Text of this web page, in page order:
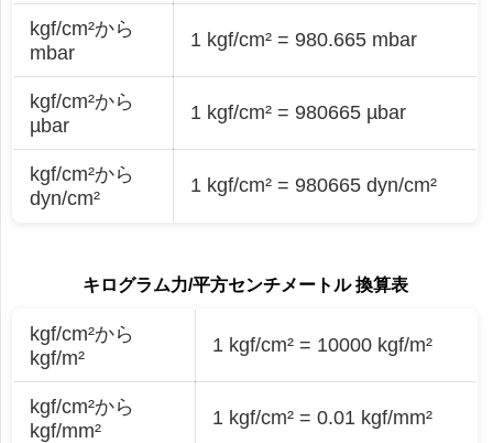
kgf/cm²から
mbar
1 kgf/cm² = 980.665 mbar
kgf/cm²から
µbar
1 kgf/cm² = 980665 µbar
kgf/cm²から
dyn/cm²
1 kgf/cm² = 980665 dyn/cm²
キログラム力/平方センチメートル 換算表
kgf/cm²から
kgf/m²
1 kgf/cm² = 10000 kgf/m²
kgf/cm²から
kgf/mm²
1 kgf/cm² = 0.01 kgf/mm²